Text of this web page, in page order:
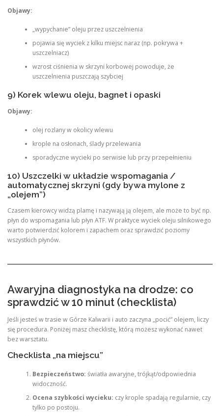
Objawy:
„wypychanie” oleju przez uszczelnienia
pojawia się wyciek z kilku miejsc naraz (np. pokrywa +
uszczelniacz)
wzrost ciśnienia w skrzyni korbowej powoduje, że
uszczelnienia puszczają szybciej
9) Korek wlewu oleju, bagnet i opaski
Objawy:
olej rozlany w okolicy wlewu
krople na osłonach, ślady przelewania
sporadyczne wycieki po serwisie lub przy przepełnieniu
10) Uszczelki w układzie wspomagania /
automatycznej skrzyni (gdy bywa mylone z
„olejem”)
Czasem kierowcy widzą plamę i nazywają ją olejem, ale może to być np.
płyn do wspomagania lub płyn ATF. W praktyce wyciek oleju silnikowego
warto potwierdzić kolorem i zapachem oraz sprawdzić poziomy
wszystkich płynów.
Awaryjna diagnostyka na drodze: co
sprawdzić w 10 minut (checklista)
Jeśli jesteś w trasie w Górze Kalwarii i auto zaczyna „pocić” olejem, liczy
się procedura. Poniżej masz checklistę, którą możesz wykonać nawet
bez warsztatu.
Checklista „na miejscu”
Bezpieczeństwo: światła awaryjne, trójkąt/odpowiednia
widoczność.
Ocena szybkości wycieku: czy krople spadają regularnie, czy
tylko po postoju.